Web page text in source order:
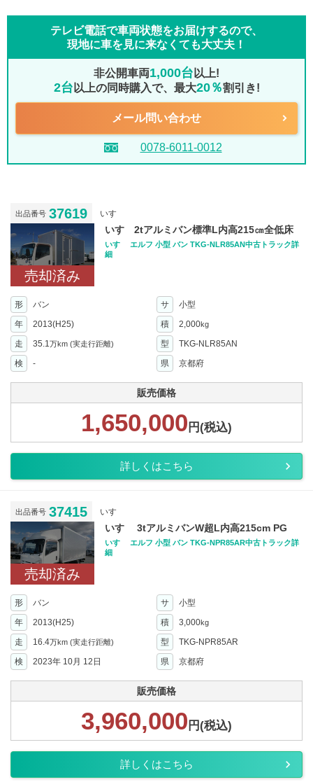
テレビ電話で車両状態をお届けするので、
現地に車を見に来なくても大丈夫！
非公開車両1,000台 以上!
2台 以上の同時購入で、最大20％割引き!
メール問い合わせ
0078-6011-0012
出品番号 37619 いすゞ
売却済み
いすゞ2tアルミバン標準L内高215㎝全低床
いすゞ エルフ 小型 バン TKG-NLR85AN中古トラック詳
細
形 バン サ
小型
年
2013(H25) 積 2,000kg
走 35.1万km (実走行距離) 型
TKG-NLR85AN
検
- 県 京都府
販売価格
1,650,000 円(税込)
詳しくはこちら
出品番号 37415 いすゞ
売却済み
いすゞ 3tアルミバンW超L内高215cm PG
いすゞ エルフ 小型 バン TKG-NPR85AR中古トラック詳
細
形 バン サ
小型
年
2013(H25) 積 3,000kg
走 16.4万km (実走行距離) 型
TKG-NPR85AR
検
2023年 10月 12日 県 京都府
販売価格
3,960,000 円(税込)
詳しくはこちら